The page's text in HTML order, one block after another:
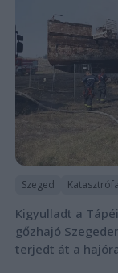
Szeged Katasztrófa
Kigyulladt a
gőzhajó
terjedt át a